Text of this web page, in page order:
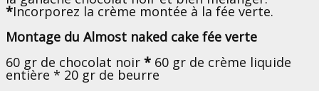
*Incorporez la crème montée à la fée verte.
Montage du Almost naked cake fée verte
60 gr de chocolat noir * 60 gr de crème liquide
entière * 20 gr de beurre